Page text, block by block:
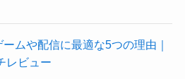
ムや配信に最適な5つの理由｜
レビュー